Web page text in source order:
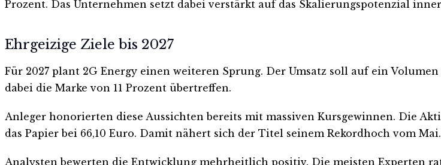
Prozent. Das Unternehmen setzt dabei verstärkt auf das Skalierungspotenzial
Ehrgeizige Ziele bis 2027
Für 2027 plant 2G Energy einen weiteren Sprung. Der Umsatz soll auf ein
dabei die Marke von 11 Prozent übertreffen.
Anleger honorierten diese Aussichten bereits mit massiven Kursgewinnen. Die
das Papier bei 66,10 Euro. Damit nähert sich der Titel seinem Rekordhoch vom Mai.
Analysten bewerten die Entwicklung mehrheitlich positiv. Die meisten Experten